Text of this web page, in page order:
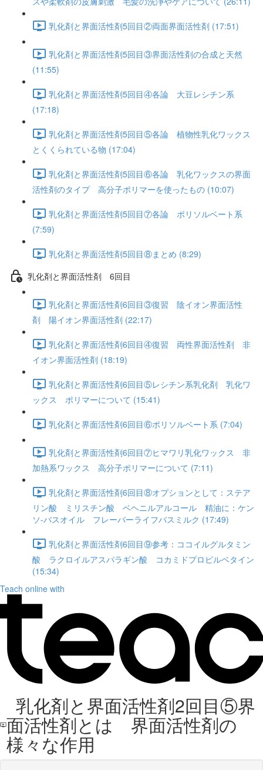
乳化剤と界面活性剤5回目②両面界面活性剤 (17:51)
乳化剤と界面活性剤5回目③界面活性剤の合成と天然
(11:55)
乳化剤と界面活性剤5回目④各論 大豆レシチン系
(17:18)
乳化剤と界面活性剤5回目⑤各論 植物性乳化ワックス
とくくられている物 (17:04)
乳化剤と界面活性剤5回目⑥各論 乳化ワックスの界面
活性剤のタイプ 高分子ポリマーを使ったもの (10:07)
乳化剤と界面活性剤5回目⑦各論 ポリソルベート系
(7:59)
乳化剤と界面活性剤5回目⑧まとめ (8:29)
乳化剤と界面活性剤 6回目
乳化剤と界面活性剤6回目③復習 陰イオン界面活性
剤 陽イオン界面活性剤 (22:17)
乳化剤と界面活性剤6回目④復習 両性界面活性剤 非
イオン界面活性剤 (18:19)
乳化剤と界面活性剤6回目⑤レシチン系乳化剤 乳化ワ
ックス ポリマーについて (15:41)
乳化剤と界面活性剤6回目⑥ポリソルベート系 (7:04)
乳化剤と界面活性剤6回目⑦ヒマワリ乳化ワックス 非
加熱系ワックス 高分子ポリマーについて (7:11)
乳化剤と界面活性剤6回目⑧オプションとして：ステア
リン酸 ミリスチン酸 ベヘニルアルコール 精油に：ケン
ソ-バスオイル フレーバーライフバスミルク (17:49)
乳化剤と界面活性剤6回目⑨参考：ココイルグルタミン
酸 ラクロイルアスパラギン酸 コカミドプロピルベタイン
(15:34)
Teach online with
乳化剤と界面活性剤2回目⑤界
面活性剤とは 界面活性剤の
様々な作用